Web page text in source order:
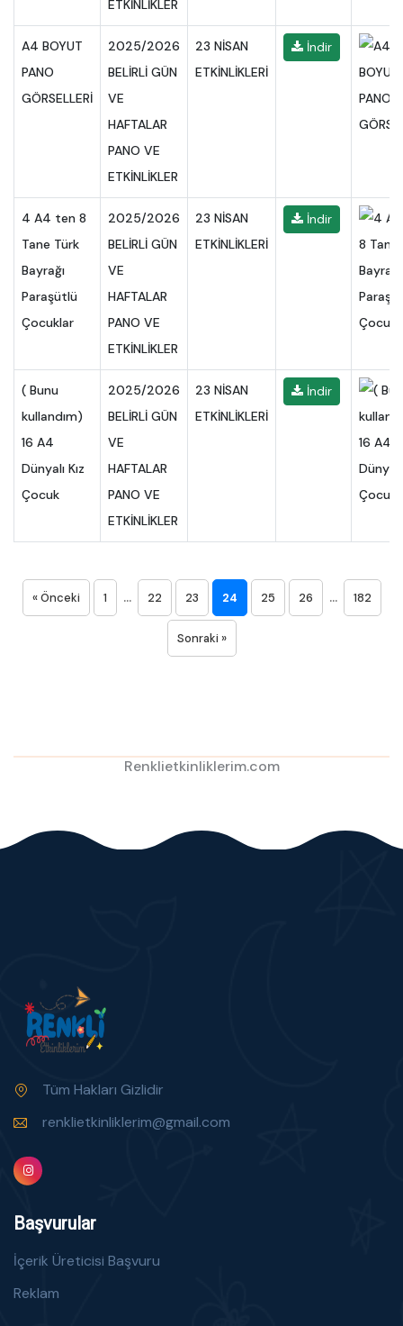
ETKİNLİKLER
A4 BOYUT
PANO
GÖRSELLERİ
2025/2026
BELİRLİ GÜN
VE
HAFTALAR
PANO VE
ETKİNLİKLER
23 NİSAN
ETKİNLİKLERİ
İndir
4 A4 ten 8
Tane Türk
Bayrağı
Paraşütlü
Çocuklar
2025/2026
BELİRLİ GÜN
VE
HAFTALAR
PANO VE
ETKİNLİKLER
23 NİSAN
ETKİNLİKLERİ
İndir
( Bunu
kullandım)
16 A4
Dünyalı Kız
Çocuk
2025/2026
BELİRLİ GÜN
VE
HAFTALAR
PANO VE
ETKİNLİKLER
23 NİSAN
ETKİNLİKLERİ
İndir
« Önceki 1 ... 22 23 24 25 26 ... 182
Sonraki »
Renklietkinliklerim.com
Tüm Hakları Gizlidir
renklietkinliklerim@gmail.com
Başvurular
İçerik Üreticisi Başvuru
Reklam